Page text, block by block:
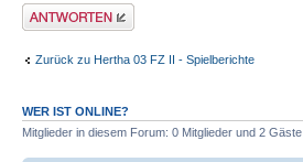
Antwort erstellen
Zurück zu Hertha 03 FZ II - Spielberichte
WER IST ONLINE?
Mitglieder in diesem Forum: 0 Mitglieder und 2 Gäste